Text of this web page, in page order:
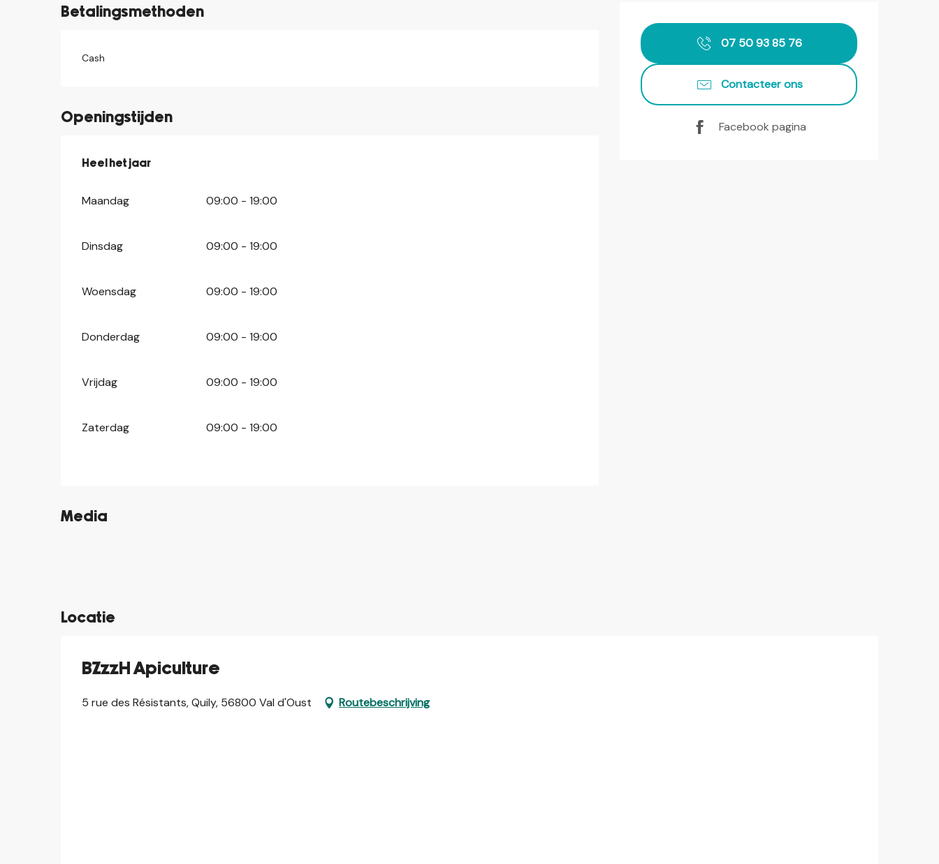
Openingstijden en
07 50 93 85 76
Contacteer ons
Facebook pagina
Betalingsmethoden
Cash
Openingstijden
Heel het jaar
Heel het jaar
Maandag 09:00 - 19:00
Dinsdag 09:00 - 19:00
Woensdag 09:00 - 19:00
Donderdag 09:00 - 19:00
Vrijdag 09:00 - 19:00
Zaterdag 09:00 - 19:00
Media
©
Locatie
BZzzH Apiculture
5 rue des Résistants, Quily, 56800 Val d'Oust Routebeschrijving